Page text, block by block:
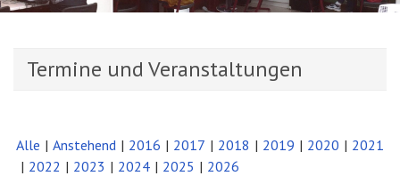
Termine und Veranstaltungen
Alle Anstehend 2016 2017 2018 2019 2020
2021
2022
2023 2024 2025 2026